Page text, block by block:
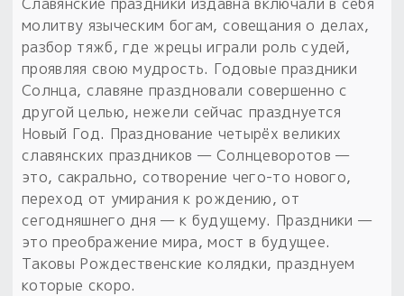
молитву языческим богам, совещания о делах,
разбор тяжб, где жрецы играли роль судей,
проявляя свою мудрость. Годовые праздники
Солнца, славяне праздновали совершенно с
другой целью, нежели сейчас празднуется
Новый Год. Празднование четырёх великих
славянских праздников — Солнцеворотов —
это, сакрально, сотворение чего-то нового,
переход от умирания к рождению, от
сегодняшнего дня — к будущему. Праздники —
это преображение мира, мост в будущее.
Таковы Рождественские колядки, празднуем
которые скоро.